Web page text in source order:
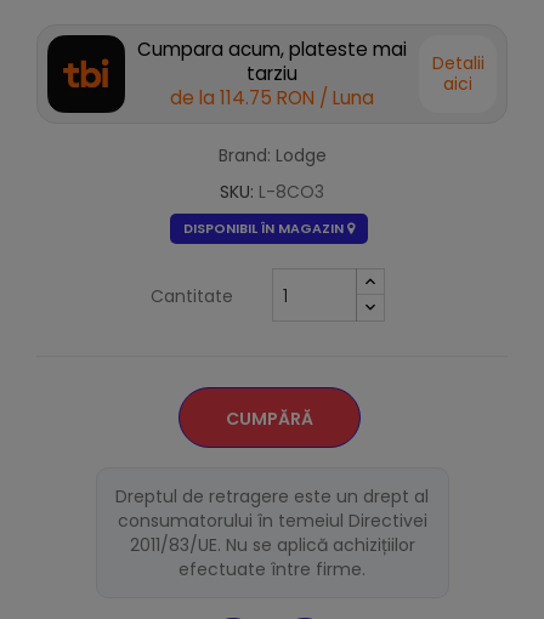
Cumpara acum, plateste mai
tarziu
de la 114.75 RON / Luna
Detalii
aici
Brand: Lodge
SKU: L-8CO3
DISPONIBIL ÎN MAGAZIN
Cantitate
CUMPĂRĂ
Dreptul de retragere este un drept al
consumatorului în temeiul Directivei
2011/83/UE. Nu se aplică achizițiilor
efectuate între firme.